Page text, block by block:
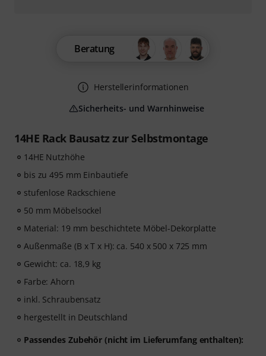
14HE Rack Bausatz zur Selbstmontage
14HE Nutzhöhe
bis zu 495 mm Einbautiefe
stufenlose Rackschiene
50 mm Möbelsockel
Material: 19 mm beschichtete Möbel-Dekorplatte
Außenmaße (B x T x H): ca. 540 x 500 x 725 mm
Gewicht: ca. 18,9 kg
Farbe: Ahorn
inkl. Schraubensatz
hergestellt in Deutschland
Passendes Zubehör (nicht im Lieferumfang enthalten):
Beratung
Herstellerinformationen
Sicherheits- und Warnhinweise